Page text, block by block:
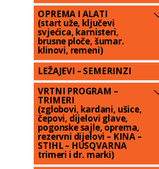
OPREMA I ALATI
(start uže, ključevi
svjećica, karnisteri,
brusne ploče, šumar.
klinovi, remeni)
LEŽAJEVI – SEMERINZI
VRTNI PROGRAM –
TRIMERI
(zglobovi, kardani, ušice,
čepovi, dijelovi glave,
pogonske sajle, oprema,
rezervni dijelovi – KINA –
STIHL – HUSQVARNA
trimeri i dr. marki)